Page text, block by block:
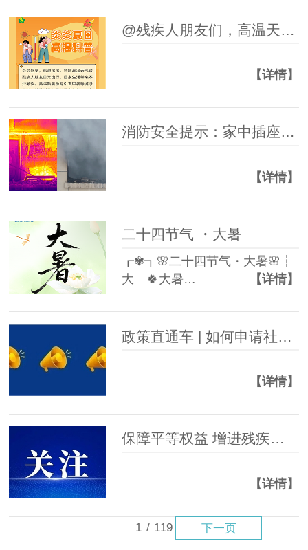
@残疾人朋友们，高温天气防暑科普指南请查收~
【详情】
消防安全提示：家中插座起火，如何正确处理！
【详情】
二十四节气 ・大暑
┏✾┓🌸二十四节气・大暑🌸┆
大┆🍀大暑…
【详情】
政策直通车 | 如何申请社会救助？全流程详解
【详情】
保障平等权益 增进残疾人福祉
【详情】
1 / 119 下一页